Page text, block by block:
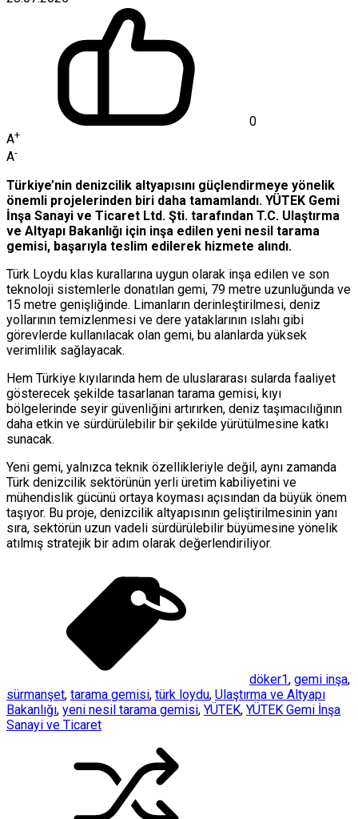
0
A+
A-
Türkiye’nin denizcilik altyapısını güçlendirmeye yönelik
önemli projelerinden biri daha tamamlandı. YÜTEK Gemi
İnşa Sanayi ve Ticaret Ltd. Şti. tarafından T.C. Ulaştırma
ve Altyapı Bakanlığı için inşa edilen yeni nesil tarama
gemisi, başarıyla teslim edilerek hizmete alındı.
Türk Loydu klas kurallarına uygun olarak inşa edilen ve son
teknoloji sistemlerle donatılan gemi, 79 metre uzunluğunda ve
15 metre genişliğinde. Limanların derinleştirilmesi, deniz
yollarının temizlenmesi ve dere yataklarının ıslahı gibi
görevlerde kullanılacak olan gemi, bu alanlarda yüksek
verimlilik sağlayacak.
Hem Türkiye kıyılarında hem de uluslararası sularda faaliyet
gösterecek şekilde tasarlanan tarama gemisi, kıyı
bölgelerinde seyir güvenliğini artırırken, deniz taşımacılığının
daha etkin ve sürdürülebilir bir şekilde yürütülmesine katkı
sunacak.
Yeni gemi, yalnızca teknik özellikleriyle değil, aynı zamanda
Türk denizcilik sektörünün yerli üretim kabiliyetini ve
mühendislik gücünü ortaya koyması açısından da büyük önem
taşıyor. Bu proje, denizcilik altyapısının geliştirilmesinin yanı
sıra, sektörün uzun vadeli sürdürülebilir büyümesine yönelik
atılmış stratejik bir adım olarak değerlendiriliyor.
döker1, gemi inşa,
sürmanşet, tarama gemisi, türk loydu, Ulaştırma ve Altyapı
Bakanlığı, yeni nesil tarama gemisi, YÜTEK, YÜTEK Gemi İnşa
Sanayi ve Ticaret